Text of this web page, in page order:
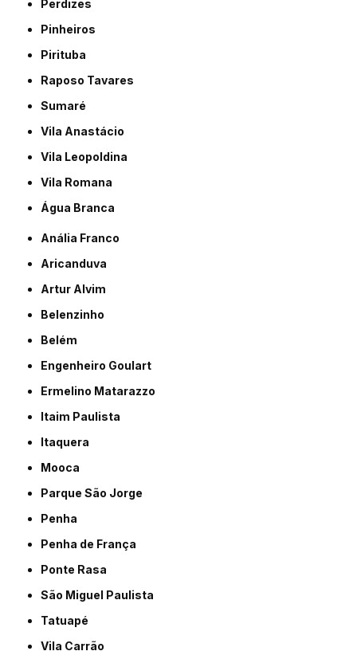
Perdizes
Pinheiros
Pirituba
Raposo Tavares
Sumaré
Vila Anastácio
Vila Leopoldina
Vila Romana
Água Branca
Anália Franco
Aricanduva
Artur Alvim
Belenzinho
Belém
Engenheiro Goulart
Ermelino Matarazzo
Itaim Paulista
Itaquera
Mooca
Parque São Jorge
Penha
Penha de França
Ponte Rasa
São Miguel Paulista
Tatuapé
Vila Carrão